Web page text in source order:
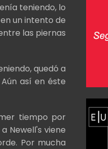
teniendo, lo
un intento de
las piernas
quedó a
Aún así en éste
tiempo por
Newell's viene
Por mucha